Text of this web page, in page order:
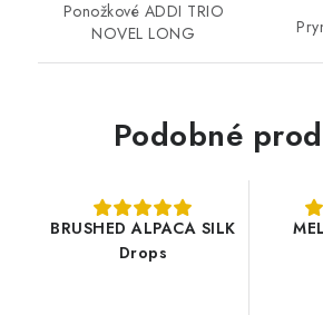
Ponožkové ADDI TRIO
NOVEL LONG
Podobné
BRUSHED ALPACA SILK
Drops